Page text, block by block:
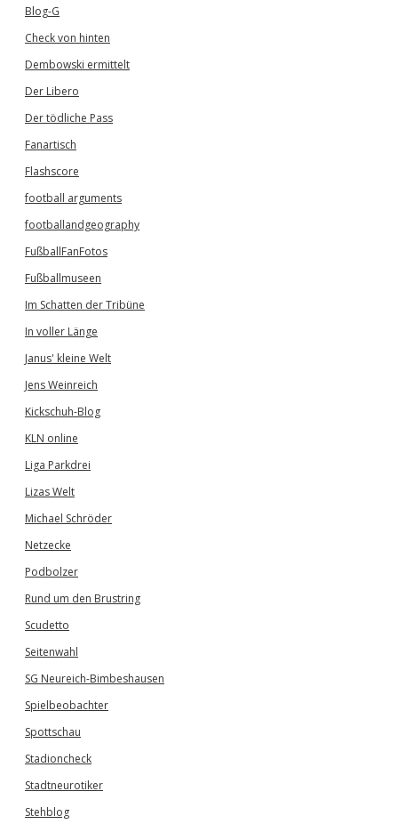
Blog-G
Check von hinten
Dembowski ermittelt
Der Libero
Der tödliche Pass
Fanartisch
Flashscore
football arguments
footballandgeography
FußballFanFotos
Fußballmuseen
Im Schatten der Tribüne
In voller Länge
Janus' kleine Welt
Jens Weinreich
Kickschuh-Blog
KLN online
Liga Parkdrei
Lizas Welt
Michael Schröder
Netzecke
Podbolzer
Rund um den Brustring
Scudetto
Seitenwahl
SG Neureich-Bimbeshausen
Spielbeobachter
Spottschau
Stadioncheck
Stadtneurotiker
Stehblog